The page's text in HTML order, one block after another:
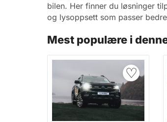
bilen. Her finner du løsninger
og lysoppsett som passer
Mest populære i
♡